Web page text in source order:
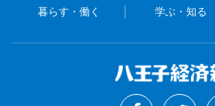
暮らす・働く 学ぶ・知る